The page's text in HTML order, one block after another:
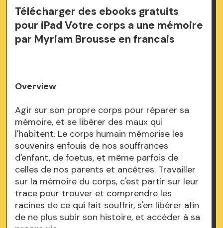
Télécharger des ebooks gratuits
pour iPad Votre corps a une mémoire
par Myriam Brousse en francais
Overview
Agir sur son propre corps pour réparer sa
mémoire, et se libérer des maux qui
l'habitent. Le corps humain mémorise les
souvenirs enfouis de nos souffrances
d'enfant, de foetus, et même parfois de
celles de nos parents et ancêtres. Travailler
sur la mémoire du corps, c'est partir sur leur
trace pour trouver et comprendre les
racines de ce qui fait souffrir, s'en libérer afin
de ne plus subir son histoire, et accéder à sa